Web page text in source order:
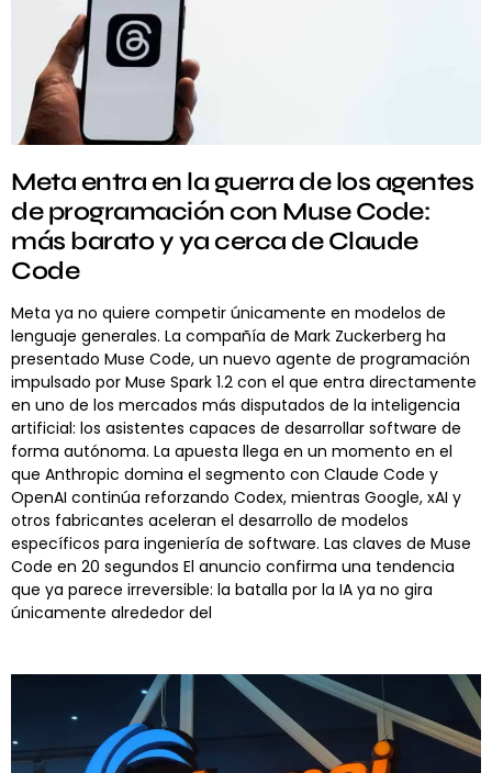
Meta entra en la guerra de los agentes
de programación con Muse Code:
más barato y ya cerca de Claude
Code
Meta ya no quiere competir únicamente en modelos de
lenguaje generales. La compañía de Mark Zuckerberg ha
presentado Muse Code, un nuevo agente de programación
impulsado por Muse Spark 1.2 con el que entra directamente
en uno de los mercados más disputados de la inteligencia
artificial: los asistentes capaces de desarrollar software de
forma autónoma. La apuesta llega en un momento en el
que Anthropic domina el segmento con Claude Code y
OpenAI continúa reforzando Codex, mientras Google, xAI y
otros fabricantes aceleran el desarrollo de modelos
específicos para ingeniería de software. Las claves de Muse
Code en 20 segundos El anuncio confirma una tendencia
que ya parece irreversible: la batalla por la IA ya no gira
únicamente alrededor del